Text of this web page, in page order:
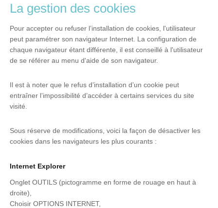
La gestion des cookies
Pour accepter ou refuser l’installation de cookies, l'utilisateur
peut paramétrer son navigateur Internet. La configuration de
chaque navigateur étant différente, il est conseillé à l'utilisateur
de se référer au menu d'aide de son navigateur.
Il est à noter que le refus d’installation d’un cookie peut
entraîner l’impossibilité d’accéder à certains services du site
visité.
Sous réserve de modifications, voici la façon de désactiver les
cookies dans les navigateurs les plus courants :
Internet Explorer
Onglet OUTILS (pictogramme en forme de rouage en haut à
droite),
Choisir OPTIONS INTERNET,